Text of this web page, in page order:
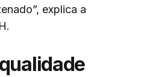
explica a